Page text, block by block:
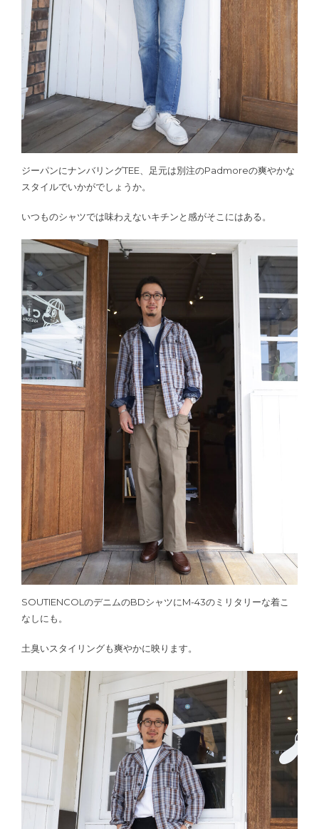
ジーパンにナンバリングTEE、足元は別注のPadmoreの爽やかな
スタイルでいかがでしょうか。
いつものシャツでは味わえないキチンと感がそこにはある。
SOUTIENCOLのデニムのBDシャツにM-43のミリタリーな着こ
なしにも。
土臭いスタイリングも爽やかに映ります。